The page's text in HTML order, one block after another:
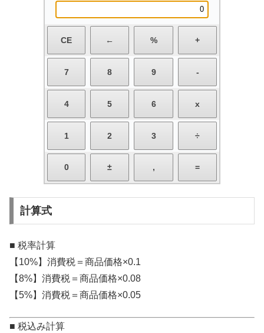
計算式
■ 税率計算
【10%】消費税＝商品価格×0.1
【8%】消費税＝商品価格×0.08
【5%】消費税＝商品価格×0.05
■ 税込み計算